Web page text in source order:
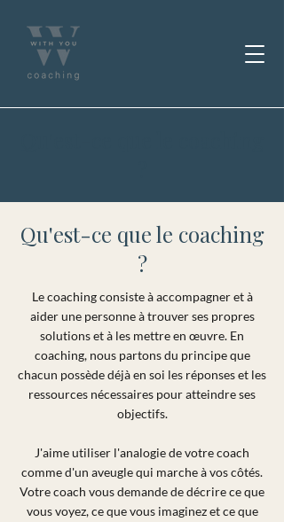
Qu'est-ce que le coaching
?
Le coaching consiste à accompagner et à
aider une personne à trouver ses propres
solutions et à les mettre en œuvre. En
coaching, nous partons du principe que
chacun possède déjà en soi les réponses et les
ressources nécessaires pour atteindre ses
objectifs.
J'aime utiliser l'analogie de votre coach
comme d'un aveugle qui marche à vos côtés.
Votre coach vous demande de décrire ce que
vous voyez, ce que vous imaginez et ce que